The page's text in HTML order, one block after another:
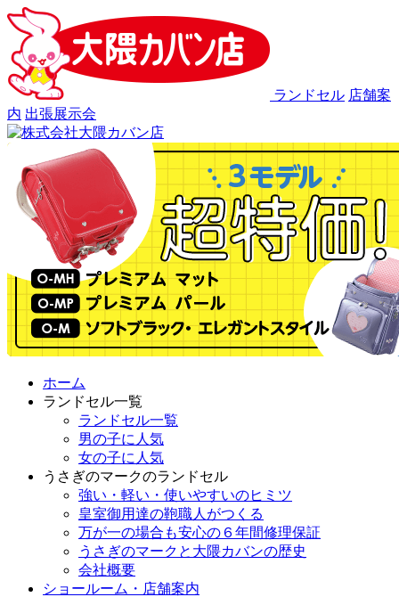
ランドセル 店舗案
内 出張展示会
ホーム
ランドセル一覧
ランドセル一覧
男の子に人気
女の子に人気
うさぎのマークのランドセル
強い・軽い・使いやすいのヒミツ
皇室御用達の鞄職人がつくる
万が一の場合も安心の６年間修理保証
うさぎのマークと大隈カバンの歴史
会社概要
ショールーム・店舗案内